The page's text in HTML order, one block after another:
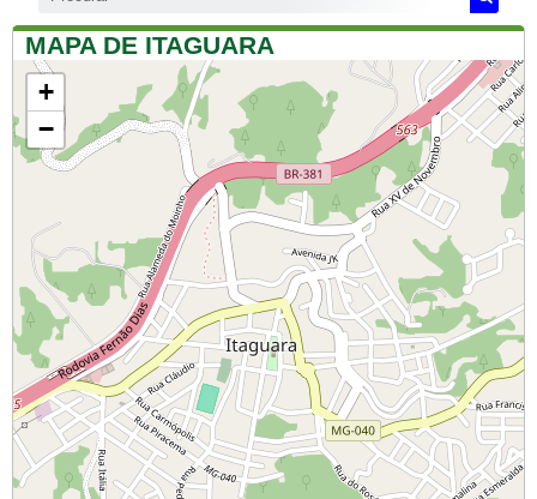
MAPA DE ITAGUARA
+
−